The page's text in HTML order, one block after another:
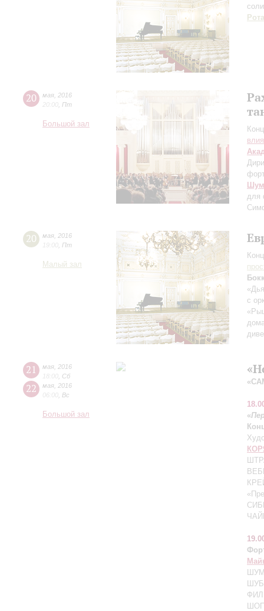
Рота
20 мая 2016
20:00 Пт
Большой зал
для
20 мая 2016
19:00 Пт
Малый зал
с
21 мая 2016
18:00 Сб
22 мая 2016
06:00 Вс
Большой зал
«